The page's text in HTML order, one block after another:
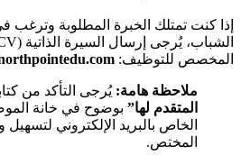
إذا كنت تمتلك الخبرة المطلوبة
المخصص للتوظيف:
ملاحظة هامة: يُرجى التأكد من
المتقدم لها”
الخاص بالبريد الإلكتروني
المختص.